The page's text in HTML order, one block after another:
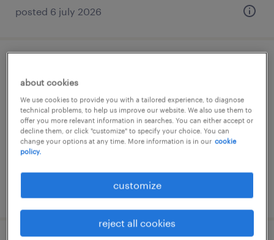
posted 6 july 2026
栃木県小山市, 栃木県
temporary
¥1350.00 per hour
about cookies
We use cookies to provide you with a tailored experience, to diagnose
technical problems, to help us improve our website. We also use them to
offer you more relevant information in searches. You can either accept or
decline them, or click "customize" to specify your choice. You can
change your options at any time. More information is in our cookie
policy.
customize
reject all cookies